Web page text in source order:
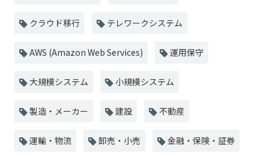
クラウド移行 テレワークシステム
AWS (Amazon Web Services) 運用保守
大規模システム 小規模システム
製造・メーカー 建設 不動産
運輸・物流 卸売・小売 金融・保険・証券